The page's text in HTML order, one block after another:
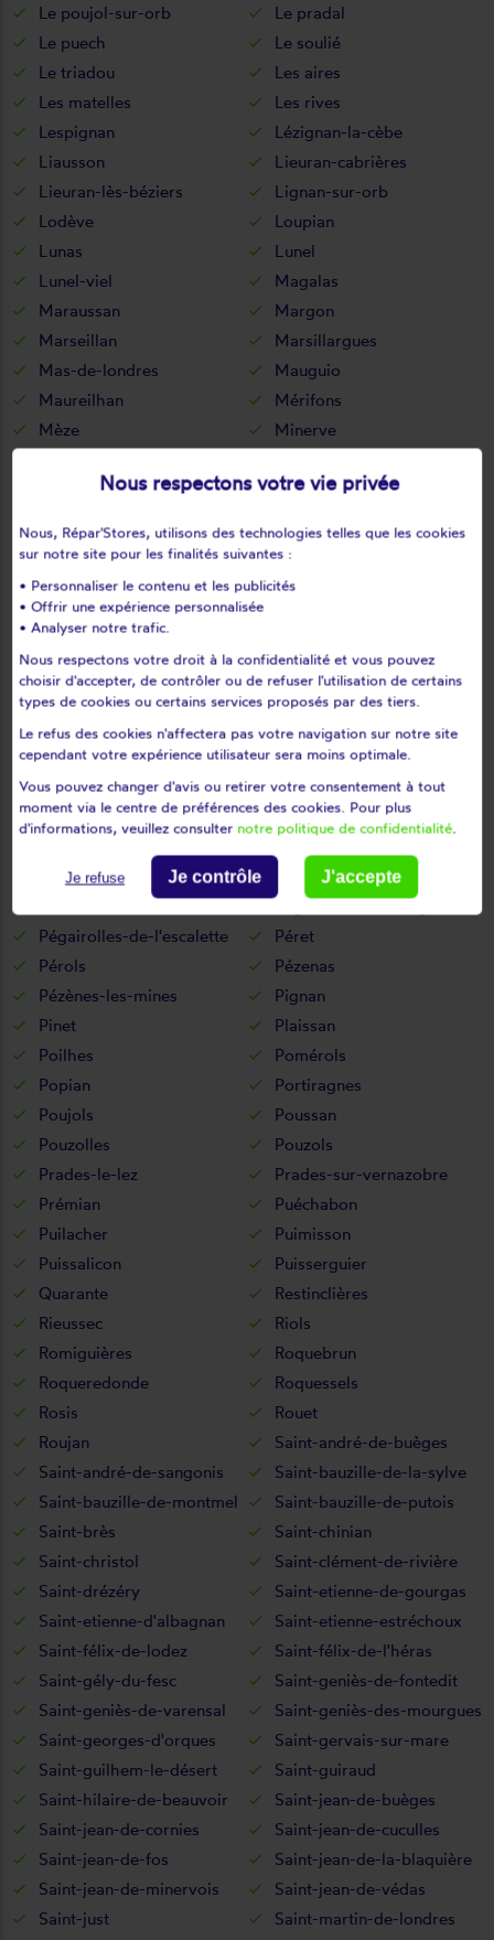
Le poujol-sur-orb
Le pradal
Le puech
Le soulié
Le triadou
Les aires
Les matelles
Les rives
Lespignan
Lézignan-la-cèbe
Liausson
Lieuran-cabrières
Lieuran-lès-béziers
Lignan-sur-orb
Lodève
Loupian
Lunas
Lunel
Lunel-viel
Magalas
Maraussan
Margon
Marseillan
Marsillargues
Mas-de-londres
Mauguio
Maureilhan
Mérifons
Mèze
Minerve
Montagnac
Montarnaud
Montferrier-sur-lez
Montouliers
Montpellier
Montpeyroux
Moulès-et-baucels
Mudaison
Murviel-lès-béziers
Murviel-lès-montpellier
Nébian
Neffiès
Nézignan-l'Évêque
Nissan-lez-enserune
Nizas
Notre-dame-de-londres
Octon
Olargues
Olmet-et-villecun
Olonzac
Palavas-les-flots
Pardailhan
Pégairolles-de-buèges
Pégairolles-de-l'escalette
Péret
Pérols
Pézenas
Pézènes-les-mines
Pignan
Pinet
Plaissan
Poilhes
Pomérols
Popian
Portiragnes
Poujols
Poussan
Pouzolles
Pouzols
Prades-le-lez
Prades-sur-vernazobre
Prémian
Puéchabon
Puilacher
Puimisson
Puissalicon
Puisserguier
Quarante
Restinclières
Rieussec
Riols
Romiguières
Roquebrun
Roqueredonde
Roquessels
Rosis
Rouet
Roujan
Saint-andré-de-buèges
Saint-andré-de-sangonis
Saint-bauzille-de-la-sylve
Saint-bauzille-de-montmel
Saint-bauzille-de-putois
Saint-brès
Saint-chinian
Saint-christol
Saint-clément-de-rivière
Saint-drézéry
Saint-etienne-de-gourgas
Saint-etienne-d'albagnan
Saint-etienne-estréchoux
Saint-félix-de-lodez
Saint-félix-de-l'héras
Saint-gély-du-fesc
Saint-geniès-de-fontedit
Saint-geniès-de-varensal
Saint-geniès-des-mourgues
Saint-georges-d'orques
Saint-gervais-sur-mare
Saint-guilhem-le-désert
Saint-guiraud
Saint-hilaire-de-beauvoir
Saint-jean-de-buèges
Saint-jean-de-cornies
Saint-jean-de-cuculles
Saint-jean-de-fos
Saint-jean-de-la-blaquière
Saint-jean-de-minervois
Saint-jean-de-védas
Saint-just
Saint-martin-de-londres
Nous respectons votre vie privée
Nous, Répar'Stores, utilisons des technologies telles que les cookies
sur notre site pour les finalités suivantes :
• Personnaliser le contenu et les publicités
• Offrir une expérience personnalisée
• Analyser notre trafic.
Nous respectons votre droit à la confidentialité et vous pouvez
choisir d'accepter, de contrôler ou de refuser l'utilisation de certains
types de cookies ou certains services proposés par des tiers.
Le refus des cookies n'affectera pas votre navigation sur notre site
cependant votre expérience utilisateur sera moins optimale.
Vous pouvez changer d'avis ou retirer votre consentement à tout
moment via le centre de préférences des cookies. Pour plus
d'informations, veuillez consulter notre politique de confidentialité.
Je refuse Je contrôle J'accepte